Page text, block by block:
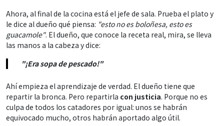
Ahora, al final de la cocina está el jefe de sala. Prueba el plato y
le dice al dueño qué piensa: "esto no es boloñesa, esto es
guacamole". El dueño, que conoce la receta real, mira, se lleva
las manos a la cabeza y dice:
"¡Era sopa de pescado!"
Ahí empieza el aprendizaje de verdad. El dueño tiene que
repartir la bronca. Pero repartirla con justicia. Porque no es
culpa de todos los catadores por igual: unos se habrán
equivocado mucho, otros habrán aportado algo útil.